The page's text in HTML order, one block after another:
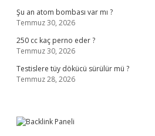
Şu an atom bombası var mı ?
Temmuz 30, 2026
250 cc kaç perno eder ?
Temmuz 30, 2026
Testislere tüy dökücü sürülür mü ?
Temmuz 28, 2026